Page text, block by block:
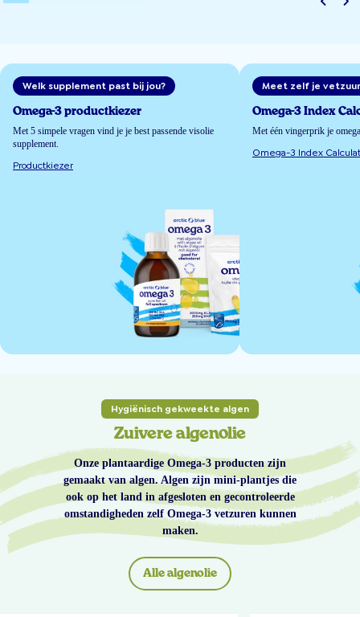
Welk supplement past bij jou?
Omega-3 productkiezer
Met 5 simpele vragen vind je je best passende visolie
supplement.
Productkiezer
Meet zelf je
Omega-3 Index
Met één vingerprik je
Omega-3 Index
Hygiënisch gekweekte algen
Zuivere algenolie
Onze plantaardige Omega-3 producten zijn
gemaakt van algen. Algen zijn mini-plantjes die
ook op het land in afgesloten en gecontroleerde
omstandigheden zelf Omega-3 vetzuren kunnen
maken.
Alle algenolie